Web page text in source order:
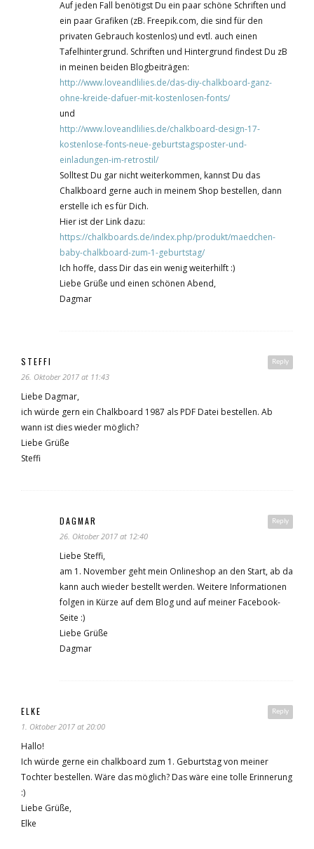
Auf jeden Fall benötigst Du ein paar schöne Schriften und
ein paar Grafiken (zB. Freepik.com, die sind für den
privaten Gebrauch kostenlos) und evtl. auch einen
Tafelhintergrund. Schriften und Hintergrund findest Du zB
in meinen beiden Blogbeiträgen:
http://www.loveandlilies.de/das-diy-chalkboard-ganz-
ohne-kreide-dafuer-mit-kostenlosen-fonts/
und
http://www.loveandlilies.de/chalkboard-design-17-
kostenlose-fonts-neue-geburtstagsposter-und-
einladungen-im-retrostil/
Solltest Du gar nicht weiterkommen, kannst Du das
Chalkboard gerne auch in meinem Shop bestellen, dann
erstelle ich es für Dich.
Hier ist der Link dazu:
https://chalkboards.de/index.php/produkt/maedchen-
baby-chalkboard-zum-1-geburtstag/
Ich hoffe, dass Dir das ein wenig weiterhilft :)
Liebe Grüße und einen schönen Abend,
Dagmar
Reply
STEFFI
26. Oktober 2017 at 11:43
Liebe Dagmar,
ich würde gern ein Chalkboard 1987 als PDF Datei bestellen. Ab
wann ist dies wieder möglich?
Liebe Grüße
Steffi
Reply
DAGMAR
26. Oktober 2017 at 12:40
Liebe Steffi,
am 1. November geht mein Onlineshop an den Start, ab da
kann auch wieder bestellt werden. Weitere Informationen
folgen in Kürze auf dem Blog und auf meiner Facebook-
Seite :)
Liebe Grüße
Dagmar
Reply
ELKE
1. Oktober 2017 at 20:00
Hallo!
Ich würde gerne ein chalkboard zum 1. Geburtstag von meiner
Tochter bestellen. Wäre das möglich? Das wäre eine tolle Erinnerung
:)
Liebe Grüße,
Elke